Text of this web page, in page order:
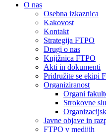
O nas
Osebna izkaznica
Kakovost
Kontakt
Strategija FTPO
Drugi o nas
Knjižnica FTPO
Akti in dokumenti
Pridružite se ekipi
Organiziranost
Organi
Strokovne
Javne objave in
FTPO v medijih